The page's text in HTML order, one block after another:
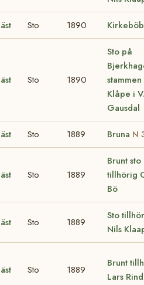
Sto 1890
Sto 1890
Sto på
Klåpe i
Gausdal
Sto 1889 Bruna N
Sto 1889
Brunt sto
tillhörig
Bö
Sto 1889
Sto
Nils
Sto 1889
Brunt
Lars